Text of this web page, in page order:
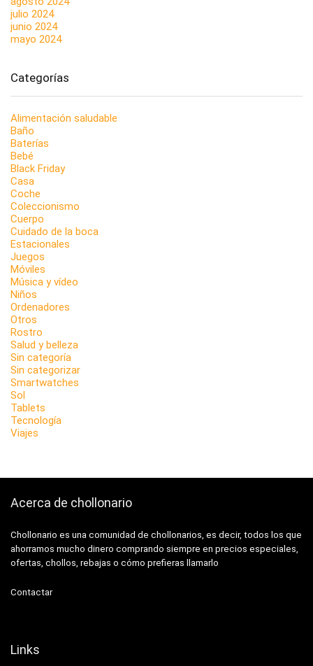
julio 2024
junio 2024
mayo 2024
Categorías
Alimentación saludable
Baño
Baterías
Bebé
Black Friday
Casa
Coche
Coleccionismo
Cuerpo
Cuidado de la boca
Estacionales
Juegos
Móviles
Música y vídeo
Niños
Ordenadores
Otros
Rostro
Salud y belleza
Sin categoría
Sin categorizar
Smartwatches
Sol
Tablets
Tecnología
Viajes
Acerca de chollonario
Chollonario es una comunidad de chollonarios, es decir, todos los que
ahorramos mucho dinero comprando siempre en precios especiales,
ofertas, chollos, rebajas o cómo prefieras llamarlo
Contactar
Links